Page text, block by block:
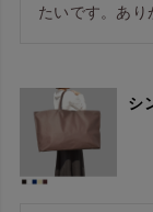
たいです。あり
シ